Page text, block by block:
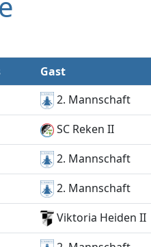
Gast
2. Mannschaft
SC Reken II
2. Mannschaft
2. Mannschaft
Viktoria Heiden II